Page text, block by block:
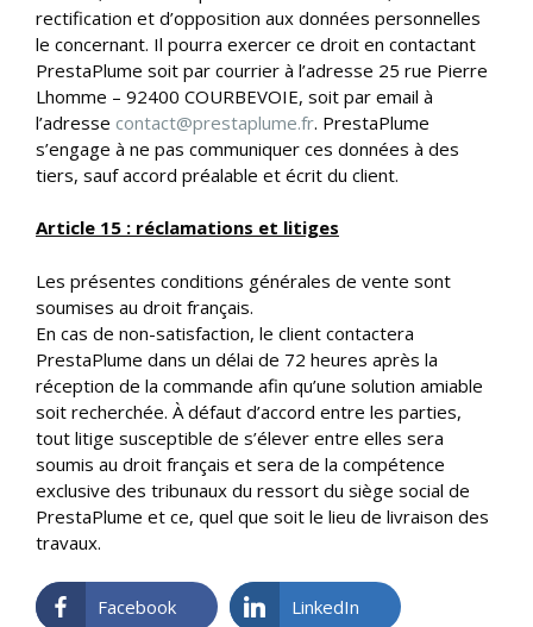
rectification et d’opposition aux données personnelles
le concernant. Il pourra exercer ce droit en contactant
PrestaPlume soit par courrier à l’adresse 25 rue Pierre
Lhomme – 92400 COURBEVOIE, soit par email à
l’adresse contact@prestaplume.fr. PrestaPlume
s’engage à ne pas communiquer ces données à des
tiers, sauf accord préalable et écrit du client.
Article 15 : réclamations et litiges
Les présentes conditions générales de vente sont
soumises au droit français.
En cas de non-satisfaction, le client contactera
PrestaPlume dans un délai de 72 heures après la
réception de la commande afin qu’une solution amiable
soit recherchée. À défaut d’accord entre les parties,
tout litige susceptible de s’élever entre elles sera
soumis au droit français et sera de la compétence
exclusive des tribunaux du ressort du siège social de
PrestaPlume et ce, quel que soit le lieu de livraison des
travaux.
Facebook LinkedIn